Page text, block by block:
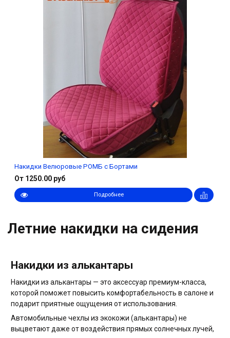
Накидки Велюровые РОМБ с Бортами
От 1250.00 руб
Подробнее
Летние накидки на сидения
Накидки из алькантары
Накидки из алькантары — это аксессуар премиум-класса,
которой поможет повысить комфортабельность в салоне и
подарит приятные ощущения от использования.
Автомобильные чехлы из экокожи (алькантары) не
выцветают даже от воздействия прямых солнечных лучей,